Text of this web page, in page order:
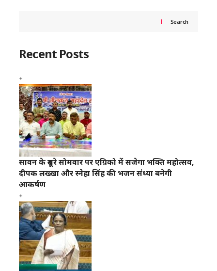
Search
Recent Posts
सावन के दूसरे सोमवार पर एग्रिको में सजेगा भक्ति महोत्सव,
दीपक लख्खा और स्नेहा सिंह की भजन संध्या बनेगी
आकर्षण